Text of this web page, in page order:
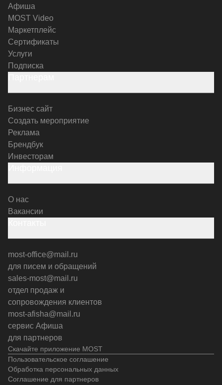
Скачайте приложение MOST
Афиша
MOST Video
Маркетплейс
Сертификаты
Услуги
Подписка
Бизнес сайт
Создать мероприятие
Реклама
Брендбук
Инвесторам
О нас
Вакансии
most-office@mail.ru
для писем и обращений
sales-most@mail.ru
отдел продаж и
сопровождения клиентов
most-afisha@mail.ru
сервис Афиша
для партнеров
Пользовательское соглашение
Обработка персональных данных
Соглашение для партнеров